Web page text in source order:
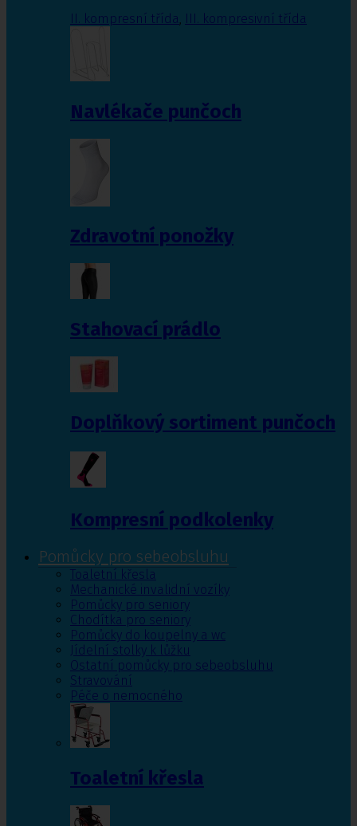
II. kompresní třída III. kompresivní třída
Navlékače punčoch
Zdravotní ponožky
Stahovací prádlo
Doplňkový sortiment punčoch
Kompresní podkolenky
Pomůcky pro sebeobsluhu
Toaletní křesla
Mechanické invalidní vozíky
Pomůcky pro seniory
Chodítka pro seniory
Pomůcky do koupelny a wc
Jídelní stolky k lůžku
Ostatní pomůcky pro sebeobsluhu
Stravování
Péče o nemocného
Toaletní křesla